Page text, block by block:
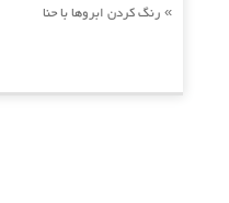
» رنگ کردن ابروها با حنا